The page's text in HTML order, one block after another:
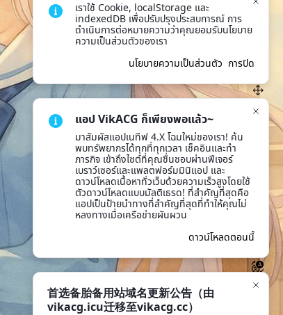
เราใช้ Cookie, localStorage และ
indexedDB เพื่อปรับปรุงประสบการณ์ การ
ดำเนินการต่อหมายความว่าคุณยอมรับนโยบาย
ความเป็นส่วนตัวของเรา
นโยบายความเป็นส่วนตัว การปิด
แอป VikACG ก็เพียงพอแล้ว~
มาสัมผัสแอปเนทีฟ 4.X โฉมใหม่ของเรา! ค้น
พบทรัพยากรได้ทุกที่ทุกเวลา เช็คอินและทำ
ภารกิจ เข้าถึงไซต์ที่คุณชื่นชอบผ่านฟีเจอร์
เบราว์เซอร์และแพลตฟอร์มมินิแอป และ
ดาวน์โหลดเนื้อหาทั่วเว็บด้วยความเร็วสูงโดยใช้
ตัวดาวน์โหลดแบบมัลติเธรด! ที่สำคัญที่สุดคือ
แอปเป็นป้ายนำทางที่สำคัญที่สุดที่ทำให้คุณไม่
หลงทางเมื่อเครือข่ายผันผวน
ดาวน์โหลดตอนนี้
首选备胎备用站域名更新公告（由
vikacg.icu迁移至vikacg.cc）